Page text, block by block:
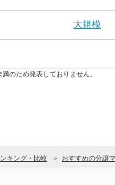
大規模
のため発表しておりません。
キング・比較 おすすめの分譲